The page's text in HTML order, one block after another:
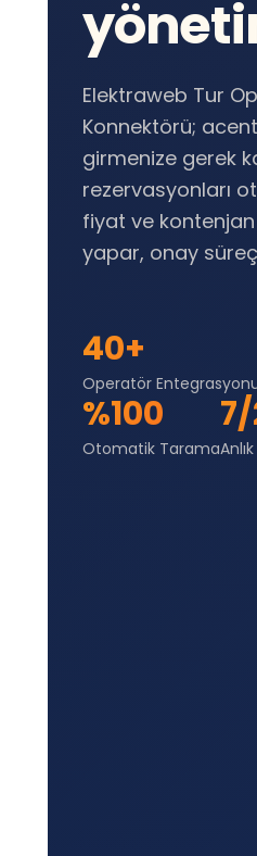
Elektraweb Tur
Konnektörü;
girmenize gerek
rezervasyonları
fiyat ve
yapar, onay
40+
Operatör
%100
Otomatik Tarama